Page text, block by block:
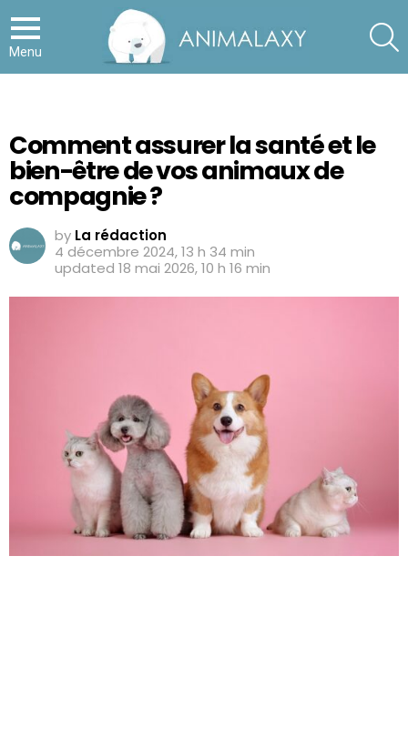
Menu
Comment assurer la santé et le
bien-être de vos animaux de
compagnie ?
by La rédaction
4 décembre 2024, 13 h 34 min
updated 18 mai 2026, 10 h 16 min